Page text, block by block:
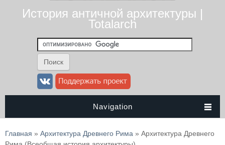
История античной архитектуры |
Totalarch
Navigation
Вы здесь
Главная » Архитектура Древнего Рима » Архитектура Древнего